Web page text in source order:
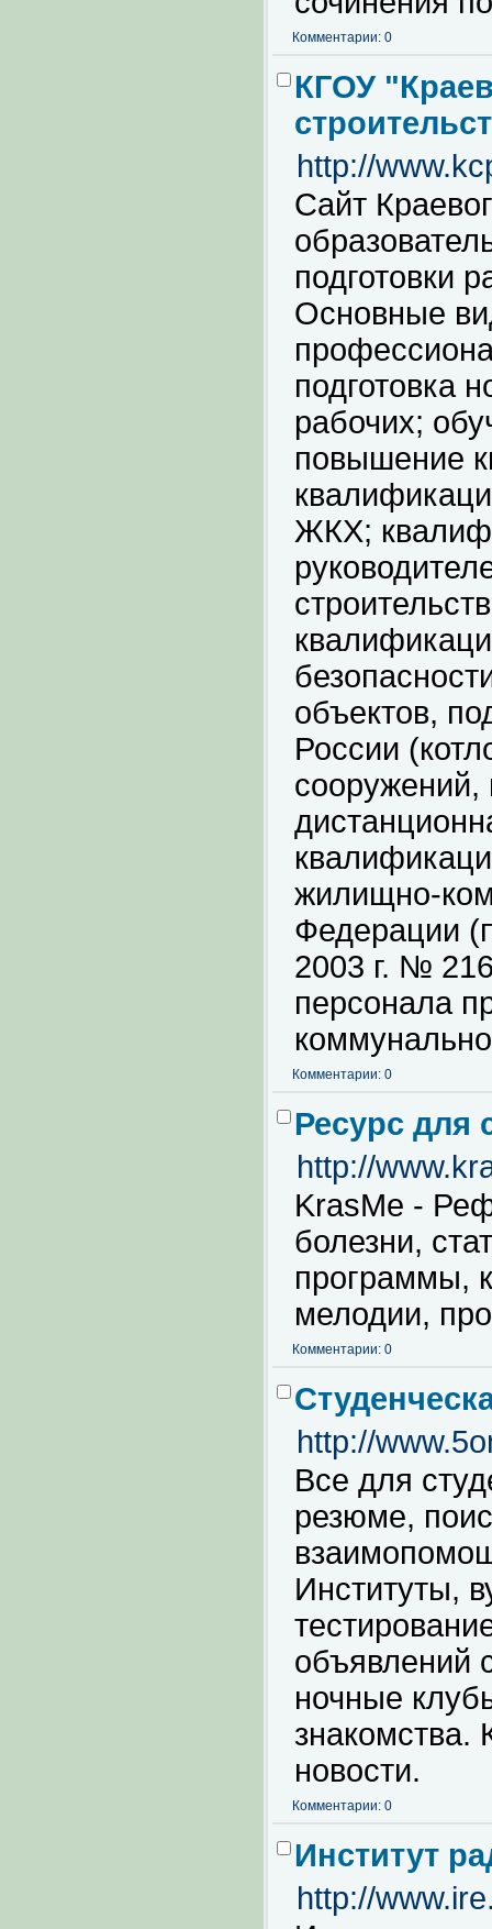
Комментарии: 0
КГОУ
http://
Сайт
подготовки
Основные
подготовка
рабочих;
повышение
ЖКХ;
объектов,
России
сооружений,
жилищно-
Федерации
2003 г. №
персонала
Комментарии: 0
Ресурc для
http://
KrasMe -
болезни,
программы,
мелодии,
Комментарии: 0
http://
Все для
резюме,
Институты,
объявлений
ночные
знакомства.
новости.
Комментарии: 0
Институт
http://